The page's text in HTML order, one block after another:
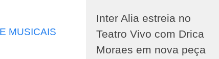
MUSICAIS
Inter Alia estreia no
Teatro Vivo com Drica
Moraes em nova peça